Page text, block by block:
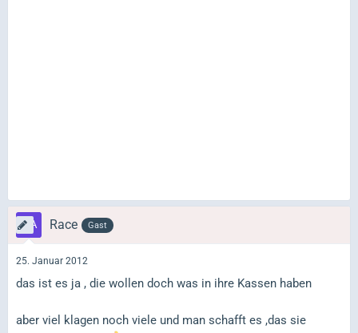
Race Gast
25. Januar 2012
das ist es ja , die wollen doch was in ihre Kassen haben
aber viel klagen noch viele und man schafft es ,das sie